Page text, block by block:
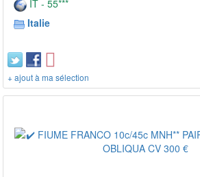
IT - 55***
Italie
+ ajout à ma sélection